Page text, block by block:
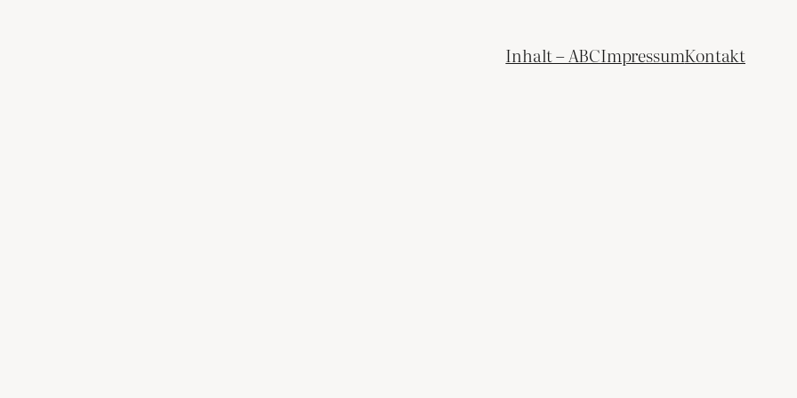
Inhalt – ABCImpressumKontakt